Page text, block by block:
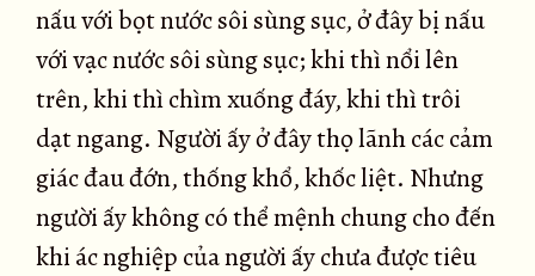
nấu với bọt nước sôi sùng sục, ở đây bị nấu
với vạc nước sôi sùng sục; khi thì nổi lên
trên, khi thì chìm xuống đáy, khi thì trôi
dạt ngang. Người ấy ở đây thọ lãnh các cảm
giác đau đớn, thống khổ, khốc liệt. Nhưng
người ấy không có thể mệnh chung cho đến
khi ác nghiệp của người ấy chưa được tiêu